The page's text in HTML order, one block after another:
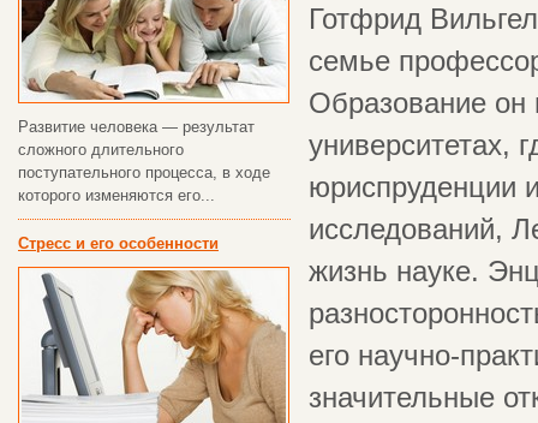
Развитие человека — результат
сложного длительного
поступательного процесса, в ходе
которого изменяются его...
Стресс и его особенности
Готфрид
семье
Образование он
университетах,
юриспруденции
исследований,
жизнь науке.
его научно-
значительные